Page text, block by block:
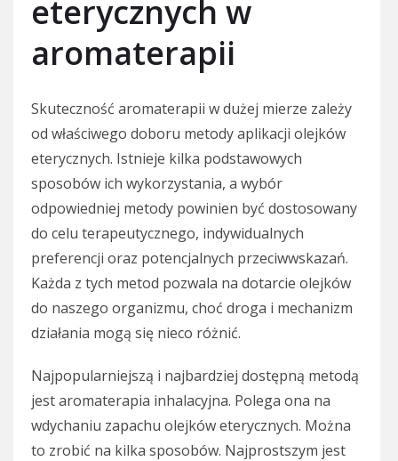
eterycznych w
aromaterapii
Skuteczność aromaterapii w dużej mierze zależy
od właściwego doboru metody aplikacji olejków
eterycznych. Istnieje kilka podstawowych
sposobów ich wykorzystania, a wybór
odpowiedniej metody powinien być dostosowany
do celu terapeutycznego, indywidualnych
preferencji oraz potencjalnych przeciwwskazań.
Każda z tych metod pozwala na dotarcie olejków
do naszego organizmu, choć droga i mechanizm
działania mogą się nieco różnić.
Najpopularniejszą i najbardziej dostępną metodą
jest aromaterapia inhalacyjna. Polega ona na
wdychaniu zapachu olejków eterycznych. Można
to zrobić na kilka sposobów. Najprostszym jest